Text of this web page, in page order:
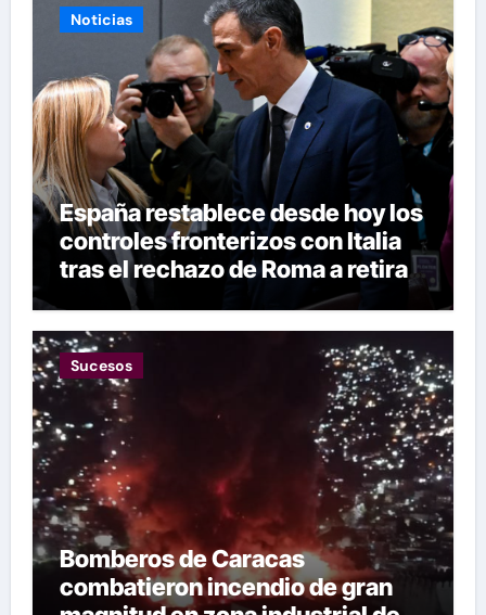
Noticias
España restablece desde hoy los
controles fronterizos con Italia
tras el rechazo de Roma a retirar
las restricciones
Sucesos
Bomberos de Caracas
combatieron incendio de gran